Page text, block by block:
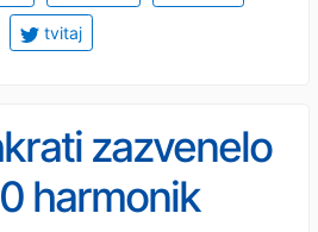
tvitaj
zazvenelo
harmonik